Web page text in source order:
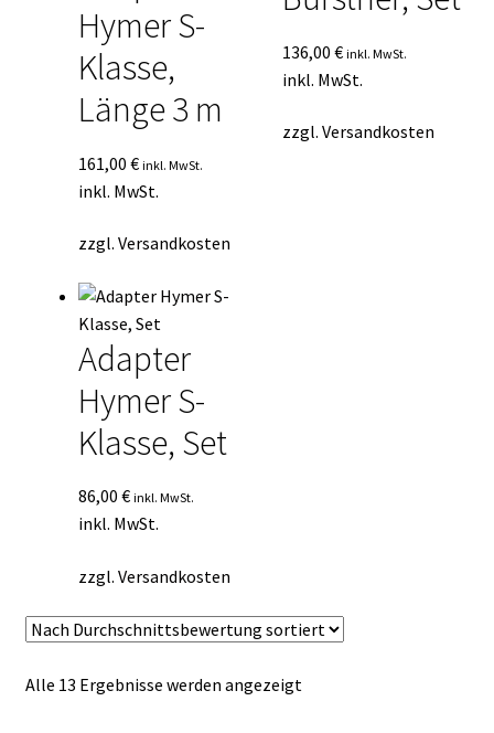
Hymer S-
Klasse,
Länge 3 m
161,00 € inkl. MwSt.
inkl. MwSt.
zzgl. Versandkosten
136,00€ inkl. MwSt.
inkl. MwSt.
zzgl.Versandkosten
Adapter
Hymer S-
Klasse, Set
86,00 € inkl. MwSt.
inkl. MwSt.
zzgl. Versandkosten
Alle 13 Ergebnisse werden angezeigtNach